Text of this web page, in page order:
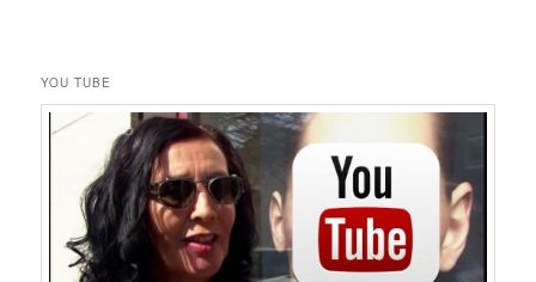
YOU TUBE